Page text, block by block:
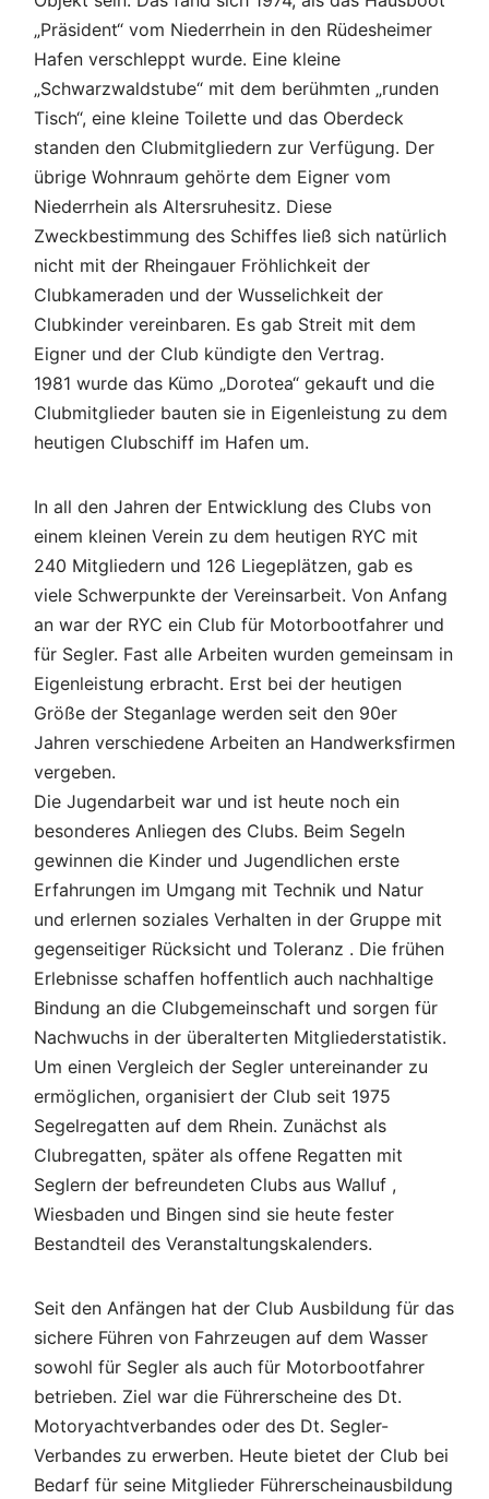
„Präsident“ vom Niederrhein in den Rüdesheimer
Hafen verschleppt wurde. Eine kleine
„Schwarzwaldstube“ mit dem berühmten „runden
Tisch“, eine kleine Toilette und das Oberdeck
standen den Clubmitgliedern zur Verfügung. Der
übrige Wohnraum gehörte dem Eigner vom
Niederrhein als Altersruhesitz. Diese
Zweckbestimmung des Schiffes ließ sich natürlich
nicht mit der Rheingauer Fröhlichkeit der
Clubkameraden und der Wusselichkeit der
Clubkinder vereinbaren. Es gab Streit mit dem
Eigner und der Club kündigte den Vertrag.
1981 wurde das Kümo „Dorotea“ gekauft und die
Clubmitglieder bauten sie in Eigenleistung zu dem
heutigen Clubschiff im Hafen um.
In all den Jahren der Entwicklung des Clubs von
einem kleinen Verein zu dem heutigen RYC mit
240 Mitgliedern und 126 Liegeplätzen, gab es
viele Schwerpunkte der Vereinsarbeit. Von Anfang
an war der RYC ein Club für Motorbootfahrer und
für Segler. Fast alle Arbeiten wurden gemeinsam in
Eigenleistung erbracht. Erst bei der heutigen
Größe der Steganlage werden seit den 90er
Jahren verschiedene Arbeiten an Handwerksfirmen
vergeben.
Die Jugendarbeit war und ist heute noch ein
besonderes Anliegen des Clubs. Beim Segeln
gewinnen die Kinder und Jugendlichen erste
Erfahrungen im Umgang mit Technik und Natur
und erlernen soziales Verhalten in der Gruppe mit
gegenseitiger Rücksicht und Toleranz . Die frühen
Erlebnisse schaffen hoffentlich auch nachhaltige
Bindung an die Clubgemeinschaft und sorgen für
Nachwuchs in der überalterten Mitgliederstatistik.
Um einen Vergleich der Segler untereinander zu
ermöglichen, organisiert der Club seit 1975
Segelregatten auf dem Rhein. Zunächst als
Clubregatten, später als offene Regatten mit
Seglern der befreundeten Clubs aus Walluf ,
Wiesbaden und Bingen sind sie heute fester
Bestandteil des Veranstaltungskalenders.
Seit den Anfängen hat der Club Ausbildung für das
sichere Führen von Fahrzeugen auf dem Wasser
sowohl für Segler als auch für Motorbootfahrer
betrieben. Ziel war die Führerscheine des Dt.
Motoryachtverbandes oder des Dt. Segler-
Verbandes zu erwerben. Heute bietet der Club bei
Bedarf für seine Mitglieder Führerscheinausbildung